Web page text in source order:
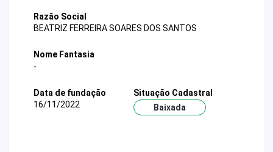
Razão Social
BEATRIZ FERREIRA SOARES DOS SANTOS
Nome Fantasia
-
Data de fundação
16/11/2022
Situação Cadastral
Baixada